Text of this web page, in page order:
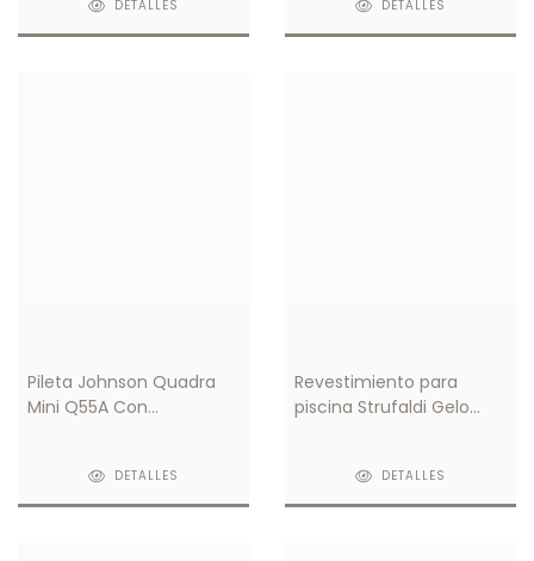
DETALLES DETALLES
Pileta Johnson Quadra
Mini Q55A Con
DETALLES
Revestimiento para
piscina Strufaldi Gelo
DETALLES